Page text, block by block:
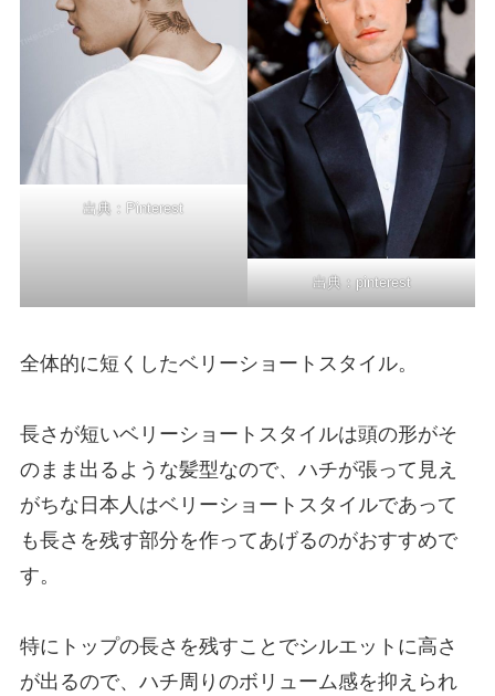
出典：Pinterest
出典： pinterest
全体的に短くしたベリーショートスタイル。
長さが短いベリーショートスタイルは頭の形がそ
のまま出るような髪型なので、ハチが張って見え
がちな日本人はベリーショートスタイルであって
も長さを残す部分を作ってあげるのがおすすめで
す。
特にトップの長さを残すことでシルエットに高さ
が出るので、ハチ周りのボリューム感を抑えられ